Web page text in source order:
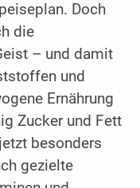
Doch
die
– und damit
und
Ernährung
Zucker und Fett
besonders
gezielte